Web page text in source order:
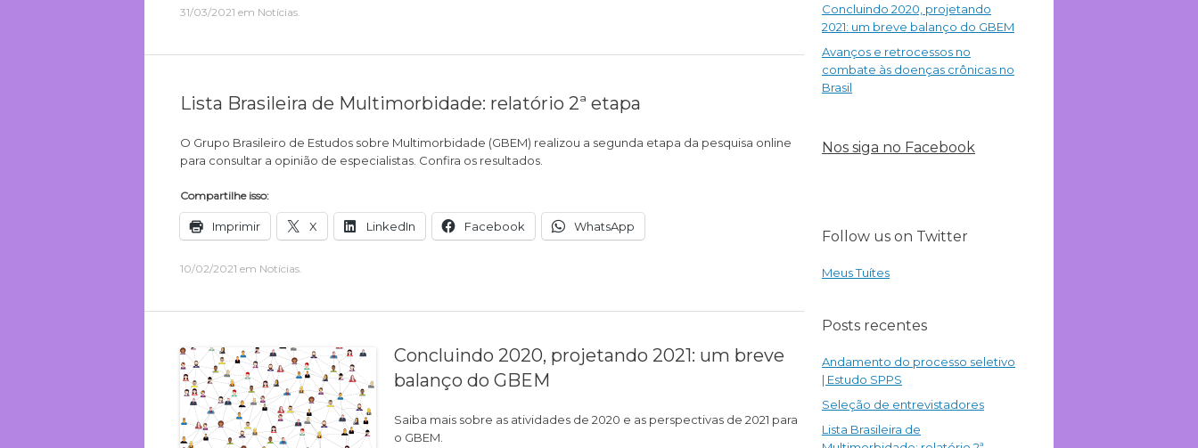
31/03/2021 em Notícias.
Lista Brasileira de Multimorbidade: relatório 2ª etapa
O Grupo Brasileiro de Estudos sobre Multimorbidade (GBEM) realizou a segunda etapa da pesquisa online
para consultar a opinião de especialistas. Confira os resultados.
Compartilhe isso:
Imprimir X LinkedIn Facebook WhatsApp
10/02/2021 em Notícias.
Concluindo 2020, projetando 2021: um breve
balanço do GBEM
Saiba mais sobre as atividades de 2020 e as perspectivas de 2021 para
o GBEM.
Concluindo 2020, projetando
2021: um breve balanço do GBEM
Avanços e retrocessos no
combate às doenças crônicas no
Brasil
Nos siga no Facebook
Follow us on Twitter
Meus Tuítes
Posts recentes
Andamento do processo seletivo
| Estudo SPPS
Seleção de entrevistadores
Lista Brasileira de